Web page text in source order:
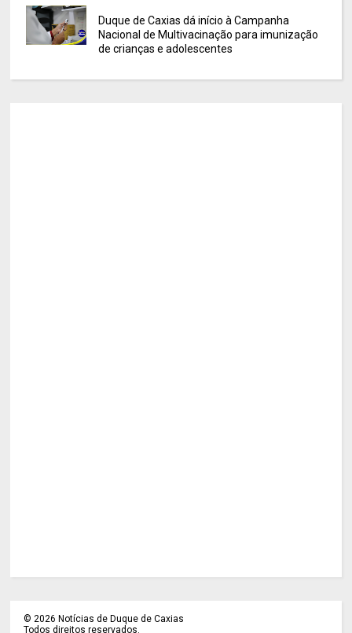
Duque de Caxias dá início à Campanha
Nacional de Multivacinação para imunização
de crianças e adolescentes
©2026 Notícias de Duque de Caxias
Todos direitos reservados.